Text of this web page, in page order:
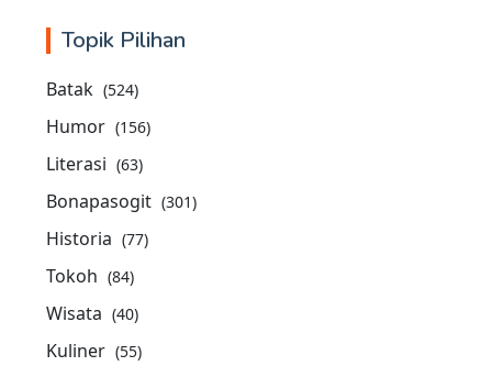
Topik Pilihan
Batak (524)
Humor (156)
Literasi (63)
Bonapasogit (301)
Historia (77)
Tokoh (84)
Wisata (40)
Kuliner (55)